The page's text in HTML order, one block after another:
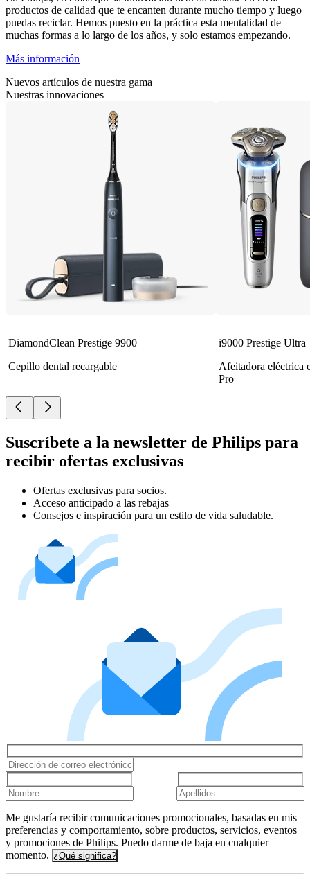
productos de calidad que te encanten durante mucho tiempo y luego
puedas reciclar. Hemos puesto en la práctica esta mentalidad de
muchas formas a lo largo de los años, y solo estamos empezando.
Más información
Nuevos artículos de nuestra gama
Nuestras innovaciones
DiamondClean Prestige 9900
Cepillo dental recargable
i9000 Prestige Ultra
Afeitadora eléctrica
Pro
Suscríbete a la newsletter de Philips para
recibir ofertas exclusivas
Ofertas exclusivas para socios.
Acceso anticipado a las rebajas
Consejos e inspiración para un estilo de vida saludable.
Me gustaría recibir comunicaciones promocionales, basadas en mis
preferencias y comportamiento, sobre productos, servicios, eventos
y promociones de Philips. Puedo darme de baja en cualquier
momento. ¿Qué significa?